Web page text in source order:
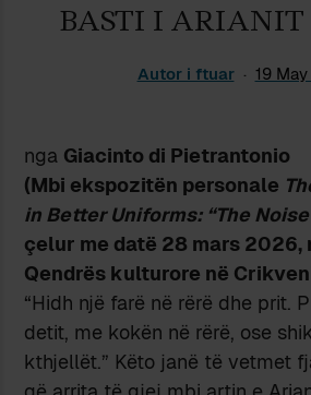
BASTI I ARIANIT
Autor i ftuar 19
nga Giacinto di Pietrantonio
(Mbi ekspozitën personale
in Better Uniforms: “The
çelur me datë 28 mars 2026,
Qendrës kulturore në
“Hidh një farë në rërë dhe prit.
detit, me kokën në rërë, ose
kthjellët.” Këto janë të vetmet